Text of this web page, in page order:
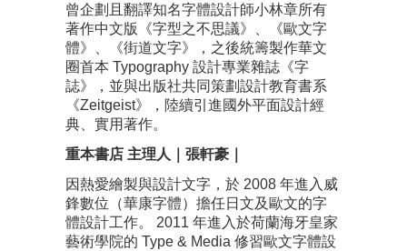
曾企劃且翻譯知名字體設計師小林章所有
著作中文版《字型之不思議》、《歐文字
體》、《街道文字》，之後統籌製作華文
圈首本 Typography 設計專業雜誌《字
誌》，並與出版社共同策劃設計教育書系
《Zeitgeist》，陸續引進國外平面設計經
典、實用著作。
重本書店 主理人｜張軒豪｜
因熱愛繪製與設計文字，於 2008 年進入威
鋒數位（華康字體）擔任⽇文及歐⽂的字
體設計工作。 2011 年進入於荷蘭海牙皇家
藝術學院的 Type & Media 修習歐⽂字體設